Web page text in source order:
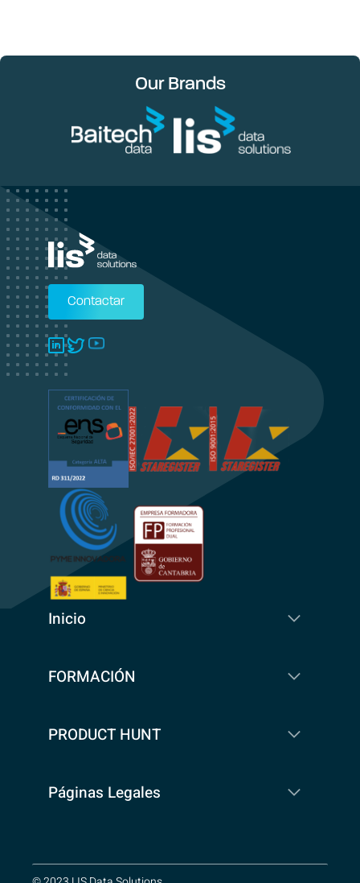
Our Brands
Contactar
Inicio
FORMACIÓN
PRODUCT HUNT
Páginas Legales